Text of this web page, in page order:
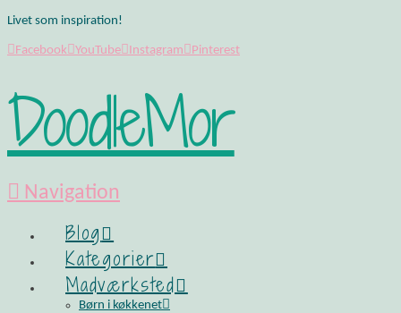
Livet som inspiration!
Facebook YouTube Instagram Pinterest
DoodleMor
Navigation
Blog
Kategorier
Madværksted
Børn i køkkenet